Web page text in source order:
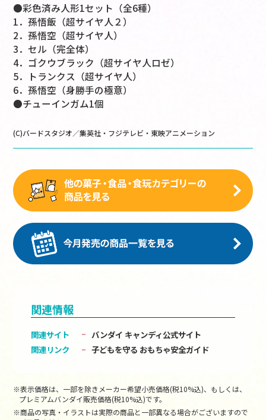
●彩色済み人形1セット（全6種）
1．孫悟飯（超サイヤ人２）
2．孫悟空（超サイヤ人）
3．セル（完全体）
4．ゴクウブラック（超サイヤ人ロゼ）
5．トランクス（超サイヤ人）
6．孫悟空（身勝手の極意）
●チューインガム1個
(C)バードスタジオ／集英社・フジテレビ・東映アニメーション
関連情報
関連サイト
バンダイ キャンディ公式サイト
関連リンク
子どもを守る おもちゃ安全ガイド
※表示価格は、一部を除きメーカー希望小売価格(税10%込)、もしくは、
プレミアムバンダイ販売価格(税10%込)です。
※商品の写真・イラストは実際の商品と一部異なる場合がございますので